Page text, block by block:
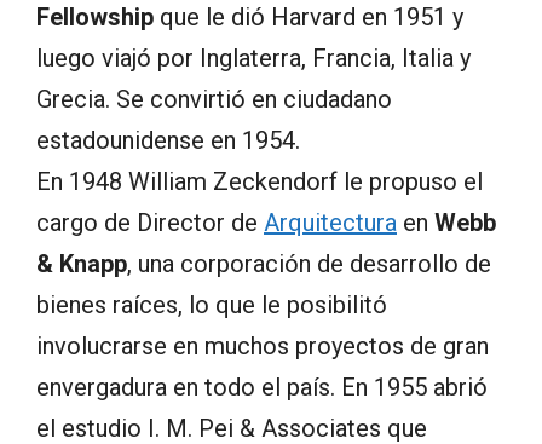
Fellowship que le dió Harvard en 1951 y
luego viajó por Inglaterra, Francia, Italia y
Grecia. Se convirtió en ciudadano
estadounidense en 1954.
En 1948 William Zeckendorf le propuso el
cargo de Director de Arquitectura en Webb
& Knapp, una corporación de desarrollo de
bienes raíces, lo que le posibilitó
involucrarse en muchos proyectos de gran
envergadura en todo el país. En 1955 abrió
el estudio I. M. Pei & Associates que